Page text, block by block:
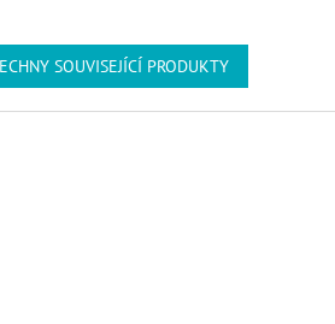
SOUVISEJÍCÍ PRODUKTY